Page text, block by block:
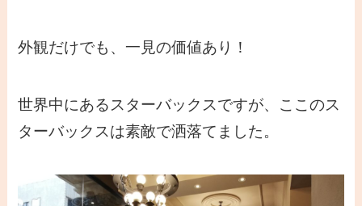
外観だけでも、一見の価値あり！
世界中にあるスターバックスですが、ここのス
ターバックスは素敵で洒落てました。